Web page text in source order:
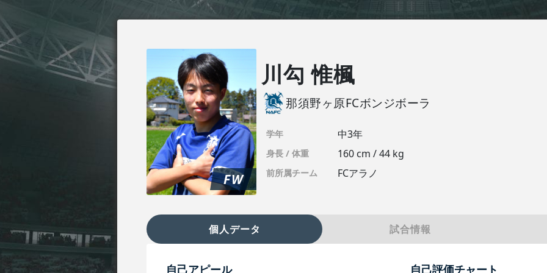
FW
川勾 惟楓
那須野ヶ原FCボンジボーラ
学年 中3年
身長 / 体重 160 cm / 44 kg
前所属チーム FCアラノ
個人データ 試合情報
自己アピール 自己評価チャート